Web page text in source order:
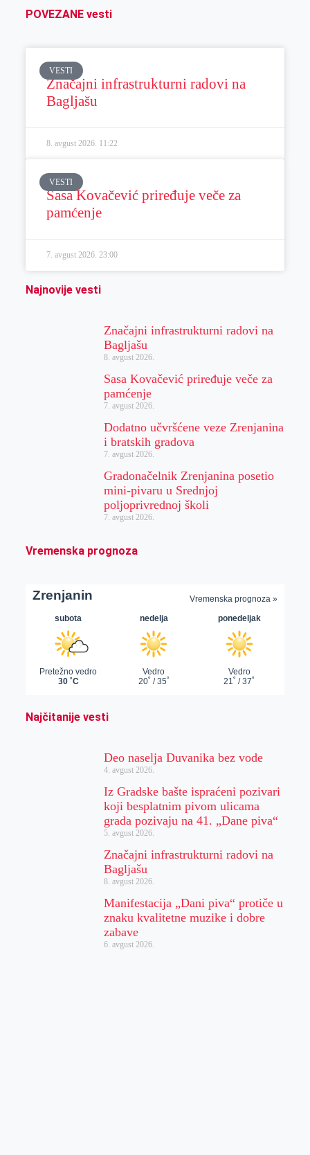
POVEZANE vesti
VESTI
Značajni infrastrukturni radovi na
Bagljašu
8. avgust 2026. 11:22
VESTI
Sasa Kovačević priređuje veče za
pamćenje
7. avgust 2026. 23:00
Najnovije vesti
Značajni infrastrukturni radovi na
Bagljašu
8. avgust 2026.
Sasa Kovačević priređuje veče za
pamćenje
7. avgust 2026.
Dodatno učvršćene veze Zrenjanina
i bratskih gradova
7. avgust 2026.
Gradonačelnik Zrenjanina posetio
mini-pivaru u Srednjoj
poljoprivrednoj školi
7. avgust 2026.
Vremenska prognoza
Najčitanije vesti
Deo naselja Duvanika bez vode
4. avgust 2026.
Iz Gradske bašte ispraćeni pozivari
koji besplatnim pivom ulicama
grada pozivaju na 41. „Dane piva“
5. avgust 2026.
Značajni infrastrukturni radovi na
Bagljašu
8. avgust 2026.
Manifestacija „Dani piva“ protiče u
znaku kvalitetne muzike i dobre
zabave
6. avgust 2026.